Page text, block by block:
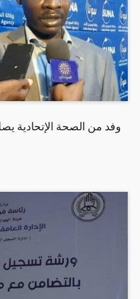
وفد من الصحة الإتحادية